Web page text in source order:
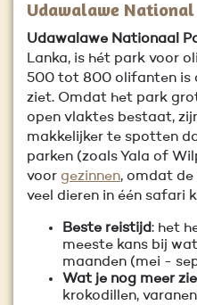
Udawalawe National
Udawalawe Nationaal
Lanka, is hét park voor
500 tot 800 olifanten is
ziet. Omdat het park
open vlaktes bestaat,
makkelijker te spotten
parken (zoals Yala of
voor gezinnen, omdat
veel dieren in één safari
Beste reistijd: het
meeste kans bij
maanden (mei -
Wat je nog meer
krokodillen,